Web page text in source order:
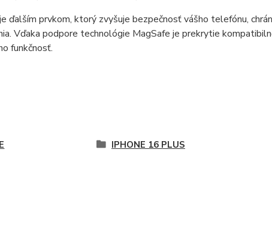
ďalším prvkom, ktorý zvyšuje bezpečnosť vášho telefónu,
Vďaka podpore technológie MagSafe je prekrytie
funkčnosť.
IPHONE 16 PLUS